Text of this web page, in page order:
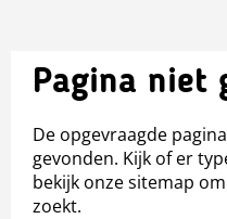
Pagina niet
De opgevraagde
gevonden. Kijk of er
bekijk onze sitemap
zoekt.